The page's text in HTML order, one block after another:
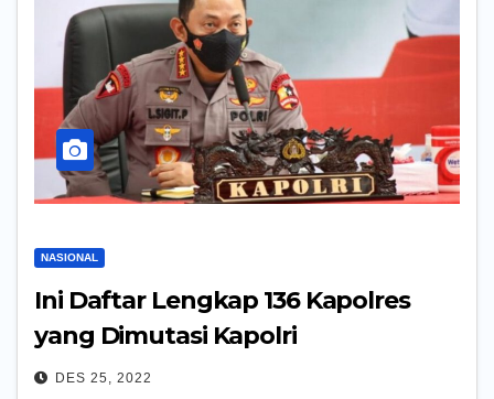
NASIONAL
Ini Daftar Lengkap 136 Kapolres
yang Dimutasi Kapolri
DES 25, 2022